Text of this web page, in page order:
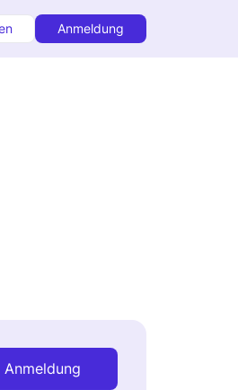
Anmeldung
Anmeldung